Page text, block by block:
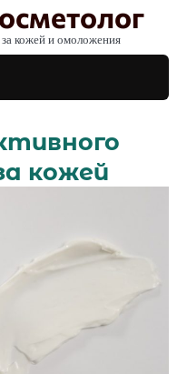
кожей и омоложения
кожей